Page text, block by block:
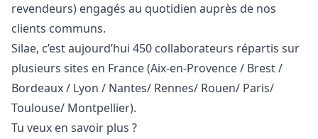
revendeurs) engagés au quotidien auprès de nos
clients communs.
Silae, c’est aujourd’hui 450 collaborateurs répartis sur
plusieurs sites en France (Aix-en-Provence / Brest /
Bordeaux / Lyon / Nantes/ Rennes/ Rouen/ Paris/
Toulouse/ Montpellier).
Tu veux en savoir plus ?